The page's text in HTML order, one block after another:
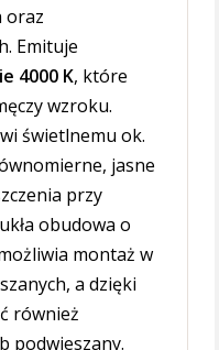
oraz
Emituje
4000 K, które
wzroku.
świetlnemu ok.
jasne
przy
obudowa o
montaż w
a dzięki
również
podwieszany.